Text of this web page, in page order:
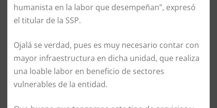
humanista en la labor que desempeñan”, expresó
el titular de la SSP.
Ojalá se verdad, pues es muy necesario contar con
mayor infraestructura en dicha unidad, que realiza
una loable labor en beneficio de sectores
vulnerables de la entidad.